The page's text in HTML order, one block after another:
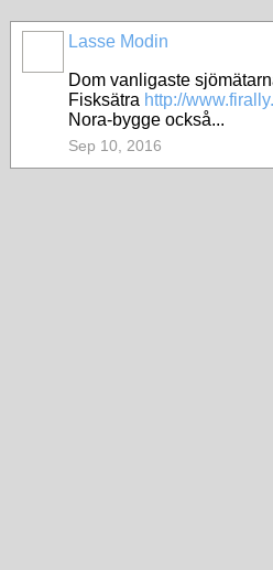
Lasse Modin
Dom vanligaste
Fisksätra http://
Nora-bygge också...
Sep 10, 2016